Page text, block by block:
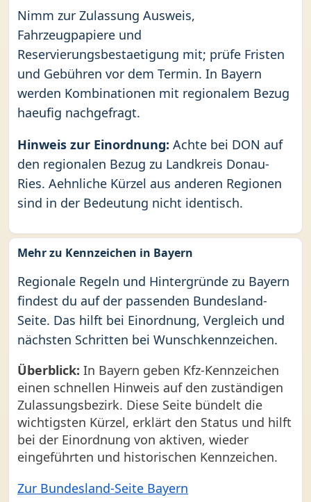
Nimm zur Zulassung Ausweis,
Fahrzeugpapiere und
Reservierungsbestaetigung mit; prüfe Fristen
und Gebühren vor dem Termin. In Bayern
werden Kombinationen mit regionalem Bezug
haeufig nachgefragt.
Hinweis zur Einordnung: Achte bei DON auf
den regionalen Bezug zu Landkreis Donau-
Ries. Aehnliche Kürzel aus anderen Regionen
sind in der Bedeutung nicht identisch.
Mehr zu Kennzeichen in Bayern
Regionale Regeln und Hintergründe zu Bayern
findest du auf der passenden Bundesland-
Seite. Das hilft bei Einordnung, Vergleich und
nächsten Schritten bei Wunschkennzeichen.
Überblick: In Bayern geben Kfz-Kennzeichen
einen schnellen Hinweis auf den zuständigen
Zulassungsbezirk. Diese Seite bündelt die
wichtigsten Kürzel, erklärt den Status und hilft
bei der Einordnung von aktiven, wieder
eingeführten und historischen Kennzeichen.
Zur Bundesland-Seite Bayern